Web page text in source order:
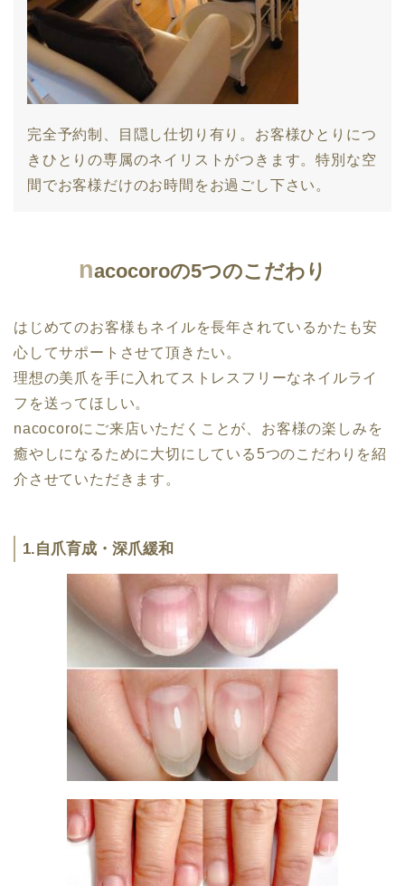
完全予約制、目隠し仕切り有り。お客様ひとりにつ
きひとりの専属のネイリストがつきます。特別な空
間でお客様だけのお時間をお過ごし下さい。
nacocoroの5つのこだわり
はじめてのお客様もネイルを長年されているかたも安
心してサポートさせて頂きたい。
理想の美爪を手に入れてストレスフリーなネイルライ
フを送ってほしい。
nacocoroにご来店いただくことが、お客様の楽しみを
癒やしになるために大切にしている5つのこだわりを紹
介させていただきます。
1.自爪育成・深爪緩和